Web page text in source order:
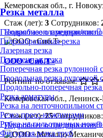
Резка металла
Газовая/газопламенная/
Гидроабразивная резка
Лазерная резка
Плазменная резка
Поперечная резка рулонной
Продольная резка рулонной
Продольно-поперечная
Резка арматуры
Резка на ленточнопильном
Резка пресс-ножницами
Рубка на гильотинных
Фигурная резка труб
Кемеровская обл., г.
Стаж (лет): 3 Сотрудников:
Подробнее о предприятии
ООО «Сиб.Т»
Рейтинг по отзывам:
Кемеровская обл.,
Стаж (лет):25 Сотрудников:
Подробнее о предприятии